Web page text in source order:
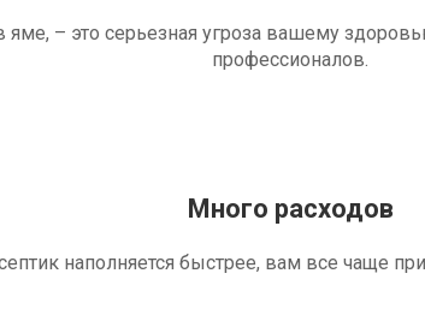
– это серьезная угроза вашему
профессионалов.
Много расходов
наполняется быстрее, вам все чаще